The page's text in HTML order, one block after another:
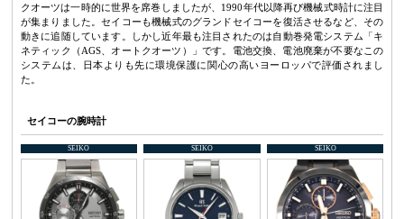
クオーツは一時的に世界を席巻しましたが、1990年代以降再び機械式時計に注目
が集まりました。セイコーも機械式のグランドセイコーを復活させるなど、その
動きに追随しています。しかし近年最も注目されたのは自動巻発電システム「キ
ネティック（AGS、オートクオーツ）」です。電池交換、電池廃棄が不要なこの
システムは、日本よりも先に環境保護に関心の高いヨーロッパで評価されまし
た。
セイコーの腕時計
SEIKO SEIKO SEIKO